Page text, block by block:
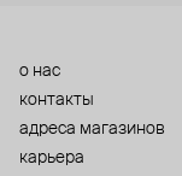
о нас
контакты
адреса магазинов
карьера